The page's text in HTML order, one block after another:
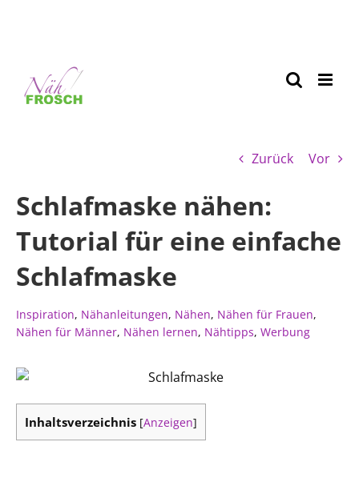
Zurück Vor
Schlafmaske nähen:
Tutorial für eine einfache
Schlafmaske
Inspiration, Nähanleitungen, Nähen, Nähen für Frauen,
Nähen für Männer, Nähen lernen, Nähtipps, Werbung
Inhaltsverzeichnis [Anzeigen]